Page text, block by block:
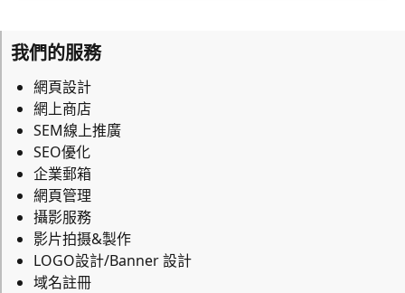
我們的服務
網頁設計
網上商店
SEM線上推廣
SEO優化
企業郵箱
網頁管理
攝影服務
影片拍摄&製作
LOGO設計/Banner 設計
域名註冊